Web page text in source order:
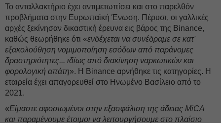
Το ανταλλακτήριο έχει αντιμετωπίσει και στο παρελθόν
προβλήματα στην Ευρωπαϊκή Ένωση. Πέρυσι, οι γαλλικές
αρχές ξεκίνησαν δικαστική έρευνα εις βάρος της Binance,
καθώς θεωρήθηκε ότι «ενδέχεται να συνέδραμε σε κατ'
εξακολούθηση νομιμοποίηση εσόδων από παράνομες
δραστηριότητες... ιδίως από διακίνηση ναρκωτικών και
φορολογική απάτη». Η Binance αρνήθηκε τις κατηγορίες. Η
εταιρεία έχει απαγορευθεί στο Ηνωμένο Βασίλειο από το
2021.
«Είμαστε αφοσιωμένοι στην εξασφάλιση της άδειας MiCA
και παραμένουμε έτοιμοι να λειτουργήσουμε στο πλαίσιο